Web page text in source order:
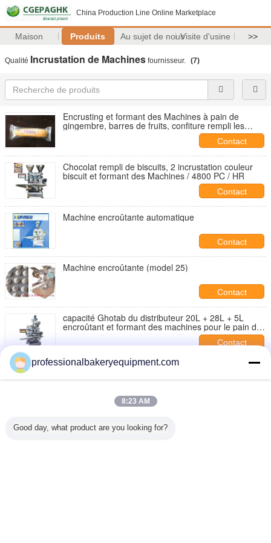
China Production Line Online Marketplace
Maison Produits Au sujet de nousVisite d'usine >>
Qualité Incrustation de Machines fournisseur. (7)
Encrusting et formant des Machines à pain de
gingembre, barres de fruits, confiture rempli les
Contact
Chocolat rempli de biscuits, 2 incrustation couleur
biscuit et formant des Machines / 4800 PC / HR
Contact
Machine encroûtante automatique
Contact
Machine encroûtante (model 25)
Contact
capacité Ghotab du distributeur 20L + 28L + 5L
encroûtant et formant des machines pour le pain de
Contact
Mochi, machines encroûtantes de pain de
gingembre pour différents genres de remplissage
d'applications de machines ont rempli Mammoul,
professionalbakeryequipment.com
8:23 AM
Good day, what product are you looking for?